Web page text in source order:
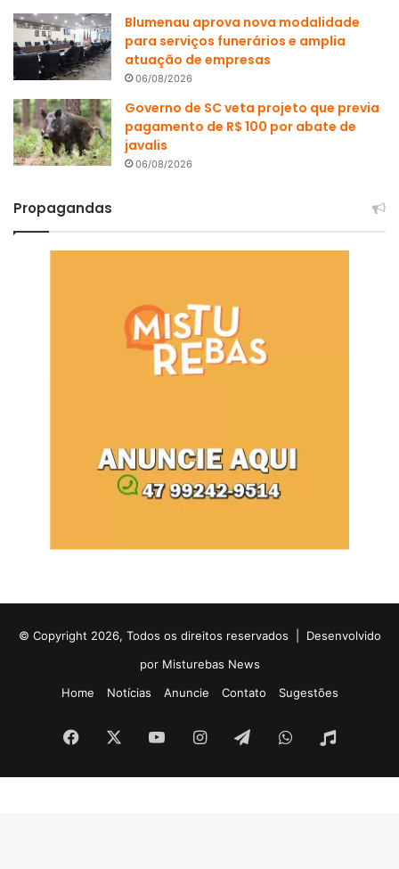
Blumenau aprova nova modalidade
para serviços funerários e amplia
atuação de empresas
06/08/2026
Governo de SC veta projeto que previa
pagamento de R$ 100 por abate de
javalis
06/08/2026
Propagandas
© Copyright 2026, Todos os direitos reservados | Desenvolvido
por Misturebas News
Home
Notícias Anuncie Contato Sugestões
Facebook YouTubeInstagramTelegramWhatsApp